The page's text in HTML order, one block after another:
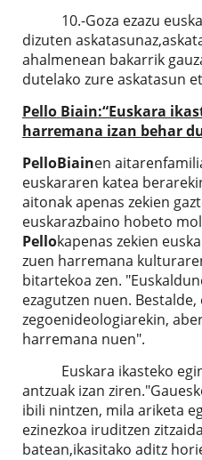
10.-Goza ezazu
dizuten
ahalmenean bakarrik
dutelako zure askatasun
Pello Biain:“Euskara
harremana izan behar
PelloBiainen
euskararen katea
aitonak apenas zekien
euskarazbaino hobeto
Pellokapenas zekien
zuen harremana
bitartekoa zen.
ezagutzen nuen.
zegoenideologiarekin,
harremana nuen".
Euskara ikasteko egin
antzuak izan
ibili nintzen, mila ariketa
ezinezkoa iruditzen
batean,ikasitako aditz